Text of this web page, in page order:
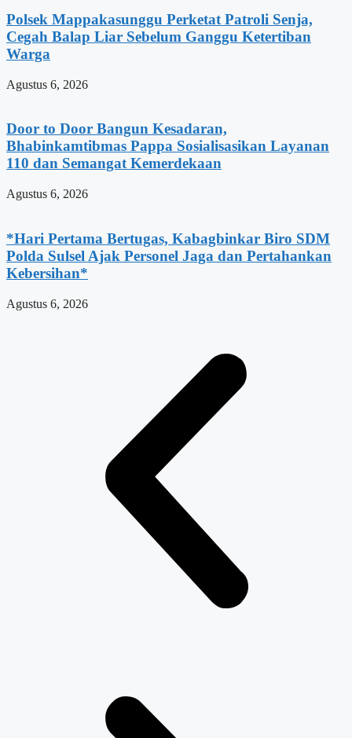
Polsek Mappakasunggu Perketat Patroli Senja,
Cegah Balap Liar Sebelum Ganggu Ketertiban
Warga
Agustus 6, 2026
Door to Door Bangun Kesadaran,
Bhabinkamtibmas Pappa Sosialisasikan Layanan
110 dan Semangat Kemerdekaan
Agustus 6, 2026
*Hari Pertama Bertugas, Kabagbinkar Biro SDM
Polda Sulsel Ajak Personel Jaga dan Pertahankan
Kebersihan*
Agustus 6, 2026